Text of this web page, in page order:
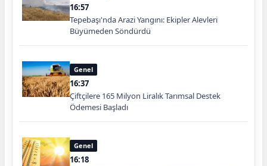
16:57
Tepebaşı'nda Arazi Yangını: Ekipler Alevleri
Büyümeden Söndürdü
Genel
16:37
Çiftçilere 165 Milyon Liralık Tarımsal Destek
Ödemesi Başladı
Genel
16:18